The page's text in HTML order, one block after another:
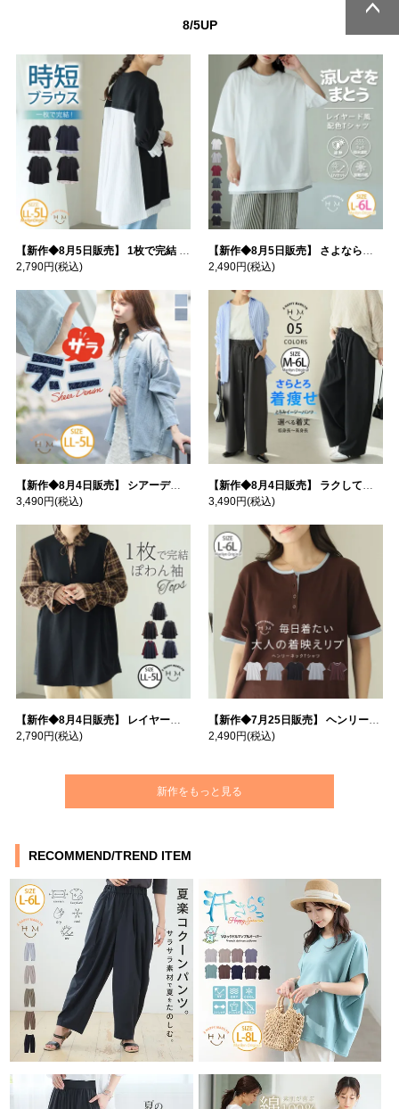
8/5UP
【新作◆8月5日販売】 1枚で完結 袖口＆バック フハク使い トップス | 大きいサイズの通販ならハッピーマリリン
2,790円(税込)
【新作◆8月5日販売】 さよなら猛暑 涼しさを着る 遮熱 接触冷感 吸水・速乾 五分袖 コンフォートメッシュ 配色レイヤード 風ゆる Tシャツ | 大きいサイズの通販ならハッピーマリリン
2,490円(税込)
【新作◆8月4日販売】 シアーデニムで お洒落に肌隠し | 大きいサイズの通販ならハッピーマリリン
3,490円(税込)
【新作◆8月4日販売】 ラクして高見え！ 着痩せ とろみ イージーパンツ | 大きいサイズの通販ならハッピーマリリン
3,490円(税込)
【新作◆8月4日販売】 レイヤード風デザイン チェック ぽわん袖 プルオーバー | 大きいサイズの通販ならハッピーマリリン
2,790円(税込)
【新作◆7月25日販売】 ヘンリーネック テレコ トップス | 大きいサイズの通販ならハッピーマリリン
2,490円(税込)
新作をもっと見る
RECOMMEND/TREND ITEM
ページトッ
プへ
ページトッ
プへ